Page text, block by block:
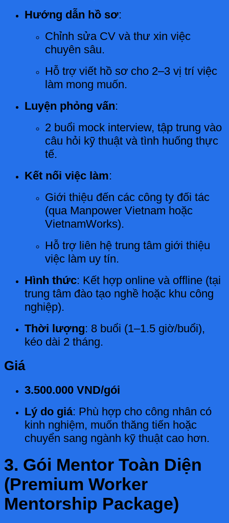
Hướng dẫn hồ sơ:
Chỉnh sửa CV và thư xin việc
chuyên sâu.
Hỗ trợ viết hồ sơ cho 2–3 vị trí việc
làm mong muốn.
Luyện phỏng vấn:
2 buổi mock interview, tập trung vào
câu hỏi kỹ thuật và tình huống thực
tế.
Kết nối việc làm:
Giới thiệu đến các công ty đối tác
(qua Manpower Vietnam hoặc
VietnamWorks).
Hỗ trợ liên hệ trung tâm giới thiệu
việc làm uy tín.
Hình thức: Kết hợp online và offline (tại
trung tâm đào tạo nghề hoặc khu công
nghiệp).
Thời lượng: 8 buổi (1–1.5 giờ/buổi),
kéo dài 2 tháng.
Giá
3.500.000 VND/gói
Lý do giá: Phù hợp cho công nhân có
kinh nghiệm, muốn thăng tiến hoặc
chuyển sang ngành kỹ thuật cao hơn.
3. Gói Mentor Toàn Diện
(Premium Worker
Mentorship Package)